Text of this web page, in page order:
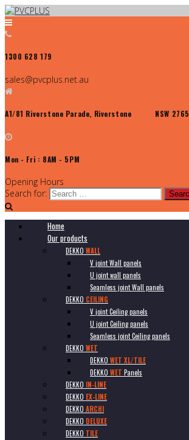
1300 628 179
sales@pvcplus.net.au
A1/81 Riverstone Parade, Riverstone NSW 2765
Mon - Fri : 8AM - 5PM
Opening Hours
Search for:
Home
Our products
DEKKO WALL
V joint Wall panels
U joint wall panels
Seamless joint Wall panels
DEKKO CEILING
V joint Ceiling panels
U joint Ceiling panels
Seamless joint Ceiling panels
DEKKO WET
DEKKO WET XL/TILE
DEKKO WET Panels
DEKKO IN-LINE
DEKKO EX-LINE
DEKKO ARCHI
DEKKO DELUXE
DEKKO TILE